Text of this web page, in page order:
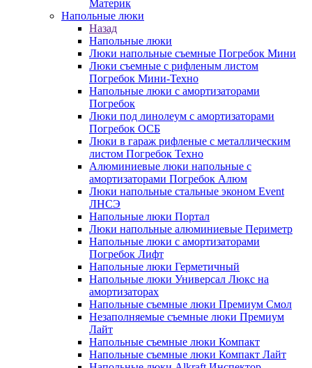
Материк
Напольные люки
Назад
Напольные люки
Люки напольные съемные Погребок Мини
Люки съемные с рифленым листом
Погребок Мини-Техно
Напольные люки с амортизаторами
Погребок
Люки под линолеум с амортизаторами
Погребок ОСБ
Люки в гараж рифленые с металлическим
листом Погребок Техно
Алюминиевые люки напольные с
амортизаторами Погребок Алюм
Люки напольные стальные эконом Event
ЛНСЭ
Напольные люки Портал
Люки напольные алюминиевые Периметр
Напольные люки с амортизаторами
Погребок Лифт
Напольные люки Герметичный
Напольные люки Универсал Люкс на
амортизаторах
Напольные съемные люки Премиум Смол
Незаполняемые съемные люки Премиум
Лайт
Напольные съемные люки Компакт
Напольные съемные люки Компакт Лайт